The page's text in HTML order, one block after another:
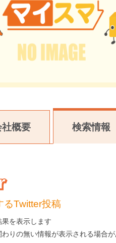
社概要 検索情報
るTwitter投稿
を表示します
りの無い情報が表示される場合